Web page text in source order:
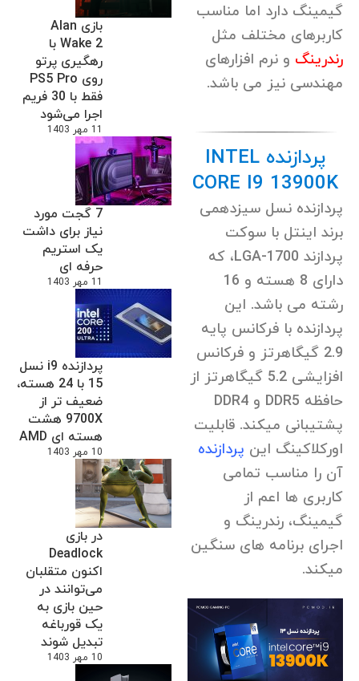
بازی Alan
Wake 2 با
رهگیری پرتو
روی PS5 Pro
فقط با 30 فریم
اجرا می‌شود
11 مهر 1403
7 گجت مورد
نیاز برای داشت
یک استریم
حرفه ای
11 مهر 1403
پردازنده i9 نسل
15 با 24 هسته،
ضعیف تر از
9700X هشت
هسته ای AMD
10 مهر 1403
در بازی
Deadlock
اکنون متقلبان
می‌توانند در
حین بازی به
یک قورباغه
تبدیل شوند
10 مهر 1403
گیمینگ دارد اما مناسب
کاربرهای مختلف مثل
رندرینگ و نرم افزارهای
مهندسی نیز می باشد.
پردازنده INTEL
CORE I9 13900K
پردازنده نسل سیزدهمی
برند اینتل با سوکت
پردازند LGA-1700، که
دارای 8 هسته و 16
رشته می باشد. این
پردازنده با فرکانس پایه
2.9 گیگاهرتز و فرکانس
افزایشی 5.2 گیگاهرتز از
حافظه DDR5 و DDR4
پشتیبانی میکند. قابلیت
اورکلاکینگ این پردازنده
آن را مناسب تمامی
کاربری ها اعم از
گیمینگ، رندرینگ و
اجرای برنامه های سنگین
میکند.